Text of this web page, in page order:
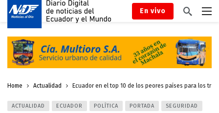
En vivo
Home Actualidad Ecuador en el top 10 de los peores países para los
ACTUALIDAD ECUADOR POLÍTICA PORTADA SEGURIDAD